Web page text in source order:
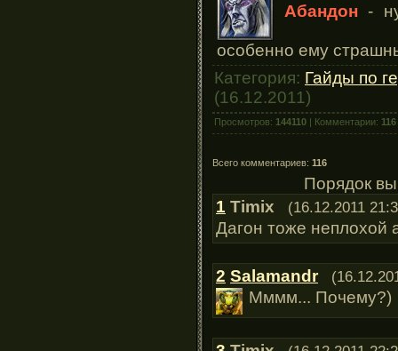
Абандон- ну
особенно ему
Категория: Гайды по
(16.12.2011)
Просмотров: 144110 | Комментарии: 116
Всего комментариев: 116
Порядок
1 Timix (16.12.2011
Дагон тоже неплохой
2 Salamandr
Мммм... Почему?)